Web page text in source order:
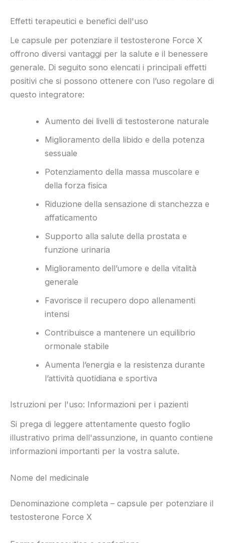
Effetti terapeutici e benefici dell'uso
Le capsule per potenziare il testosterone Force X
offrono diversi vantaggi per la salute e il benessere
generale. Di seguito sono elencati i principali effetti
positivi che si possono ottenere con l’uso regolare di
questo integratore:
Aumento dei livelli di testosterone naturale
Miglioramento della libido e della potenza
sessuale
Potenziamento della massa muscolare e
della forza fisica
Riduzione della sensazione di stanchezza e
affaticamento
Supporto alla salute della prostata e
funzione urinaria
Miglioramento dell’umore e della vitalità
generale
Favorisce il recupero dopo allenamenti
intensi
Contribuisce a mantenere un equilibrio
ormonale stabile
Aumenta l’energia e la resistenza durante
l’attività quotidiana e sportiva
Istruzioni per l'uso: Informazioni per i pazienti
Si prega di leggere attentamente questo foglio
illustrativo prima dell'assunzione, in quanto contiene
informazioni importanti per la vostra salute.
Nome del medicinale
Denominazione completa – capsule per potenziare il
testosterone Force X